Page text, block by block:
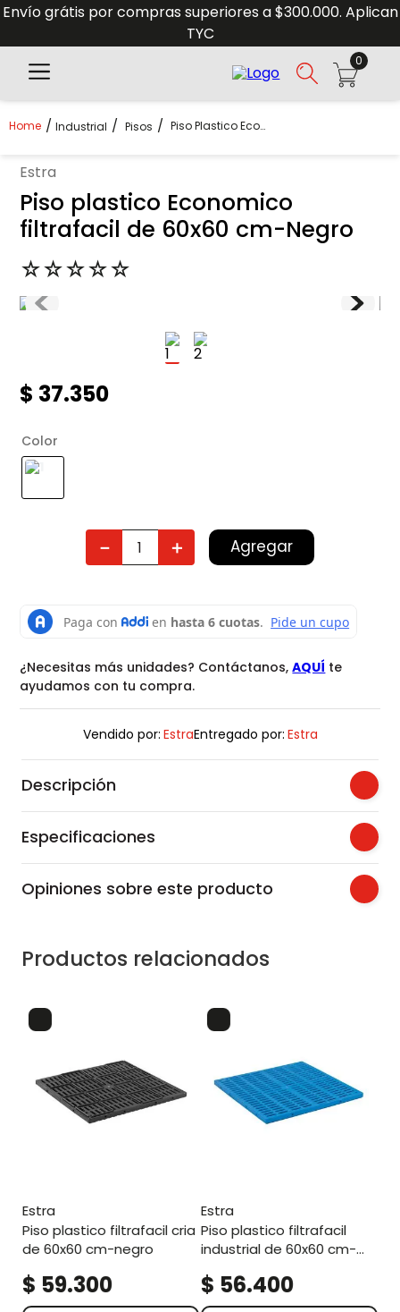
Envío grátis por compras superiores a $300.000. Aplican
TYC
0
Industrial Pisos Piso Plastico Economico Filtrafacil De 60x60 Cm-Negro
estra
Piso plastico Economico
filtrafacil de 60x60 cm-Negro
☆☆☆☆☆
$ 37.350
Color
＋
－ Agregar
¿Necesitas más unidades? Contáctanos,AQUÍ te
ayudamos con tu compra.
Vendido por: EstraEntregado por: Estra
Descripción
Especificaciones
Opiniones sobre este producto
Productos relacionados
estra
piso plastico filtrafacil cria
de 60x60 cm-negro
$ 59.300
estra
piso plastico filtrafacil
industrial de 60x60 cm-
$ 56.400